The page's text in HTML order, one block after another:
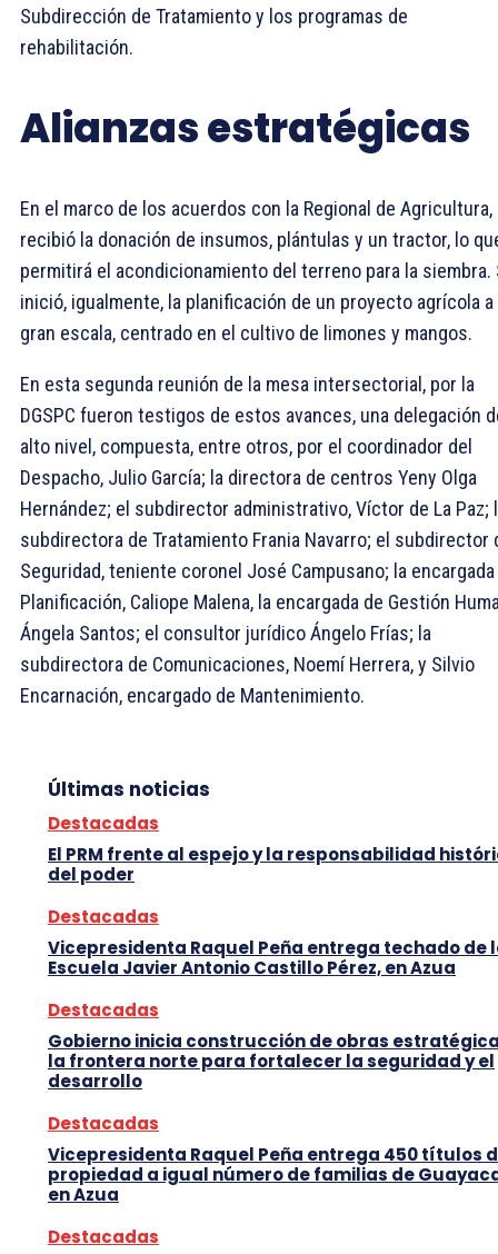
Subdirección de Tratamiento y los programas de
rehabilitación.
Alianzas estratégicas
En el marco de los acuerdos con la Regional de Agricultura,
recibió la donación de insumos, plántulas y un tractor, lo
permitirá el acondicionamiento del terreno para la siembra.
inició, igualmente, la planificación de un proyecto agrícola a
gran escala, centrado en el cultivo de limones y mangos.
En esta segunda reunión de la mesa intersectorial, por la
DGSPC fueron testigos de estos avances, una delegación
alto nivel, compuesta, entre otros, por el coordinador del
Despacho, Julio García; la directora de centros Yeny Olga
Hernández; el subdirector administrativo, Víctor de La Paz;
subdirectora de Tratamiento Frania Navarro; el subdirector
Seguridad, teniente coronel José Campusano; la
Planificación, Caliope Malena, la encargada de Gestión
Ángela Santos; el consultor jurídico Ángelo Frías; la
subdirectora de Comunicaciones, Noemí Herrera, y Silvio
Encarnación, encargado de Mantenimiento.
Últimas noticias
Destacadas
El PRM frente al espejo y la responsabilidad
del poder
Destacadas
Vicepresidenta Raquel Peña entrega techado de
Escuela Javier Antonio Castillo Pérez, en Azua
Destacadas
Gobierno inicia construcción de obras
la frontera norte para fortalecer la seguridad y el
desarrollo
Destacadas
Vicepresidenta Raquel Peña entrega 450 títulos
propiedad a igual número de familias de
en Azua
Destacadas